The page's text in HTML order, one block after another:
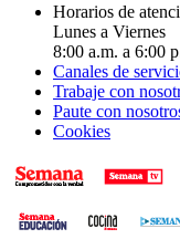
Horarios de
Lunes a Viernes
8:00 a.m. a 6:00
Canales de
Trabaje con
Paute con
Cookies